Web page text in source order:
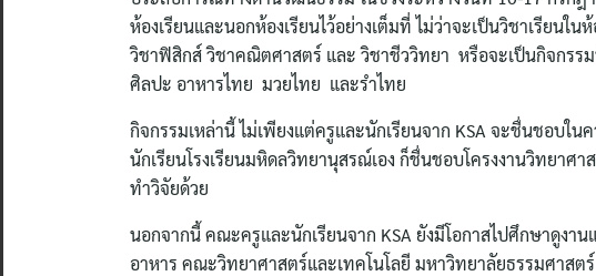
ห้องเรียนและนอกห้องเรียนไว้อย่างเต็มที่ ไม่ว่าจะเป็นวิชาเรียน
วิชาฟิสิกส์ วิชาคณิตศาสตร์ และ วิชาชีววิทยา หรือจะเป็นกิจกรร
ศิลปะ อาหารไทย มวยไทย และรำไทย
กิจกรรมเหล่านี้ ไม่เพียงแต่ครูและนักเรียนจาก KSA จะชื่นชอบใ
นักเรียนโรงเรียนมหิดลวิทยานุสรณ์เอง ก็ชื่นชอบโครงงานวิทยาศ
ทำวิจัยด้วย
นอกจากนี้ คณะครูและนักเรียนจาก KSA ยังมีโอกาสไปศึกษาดูง
อาหาร คณะวิทยาศาสตร์และเทคโนโลยี มหาวิทยาลัยธรรมศา